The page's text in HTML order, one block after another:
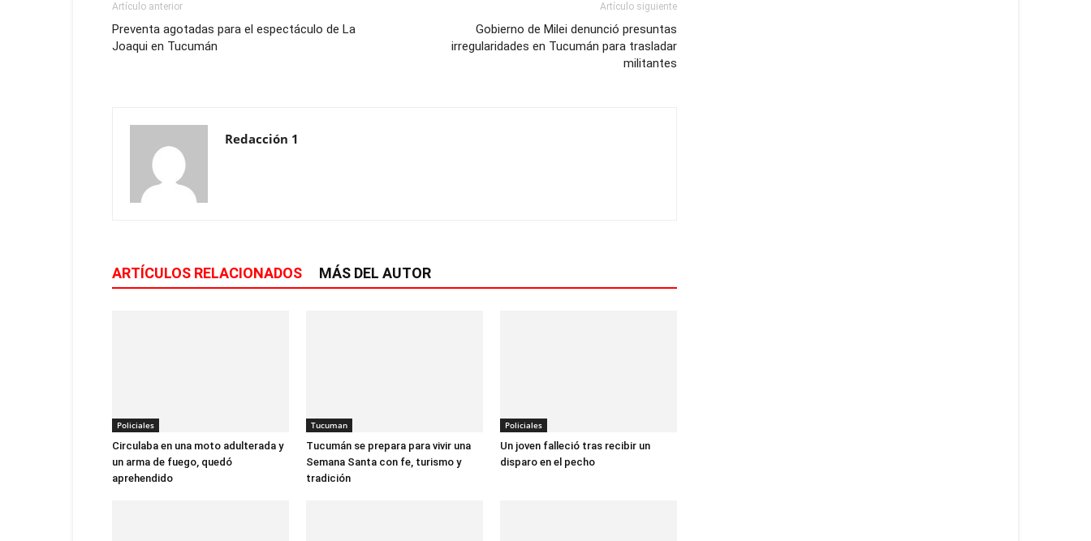
Artículo anterior
Preventa agotadas para el espectáculo de La
Joaqui en Tucumán
Artículo siguiente
Gobierno de Milei denunció presuntas
irregularidades en Tucumán para trasladar
militantes
Redacción 1
ARTÍCULOS RELACIONADOS MÁS DEL AUTOR
Policiales
Circulaba en una moto adulterada y
un arma de fuego, quedó
aprehendido
Tucuman
Tucumán se prepara para vivir una
Semana Santa con fe, turismo y
tradición
Policiales
Un joven falleció tras recibir un
disparo en el pecho